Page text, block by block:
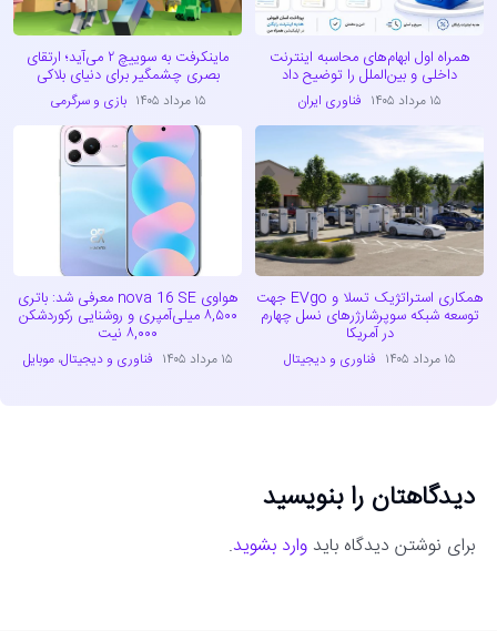
همراه اول ابهام‌های محاسبه اینترنت
داخلی و بین‌الملل را توضیح داد
۱۵ مرداد ۱۴۰۵ فناوری ایران
ماینکرفت به سوییچ ۲ می‌آید؛ ارتقای
بصری چشمگیر برای دنیای بلاکی
۱۵ مرداد ۱۴۰۵ بازی و سرگرمی
همکاری استراتژیک تسلا و EVgo جهت
توسعه شبکه سوپرشارژرهای نسل چهارم
در آمریکا
۱۵ مرداد ۱۴۰۵ فناوری و دیجیتال
هواوی nova 16 SE معرفی شد: باتری
۸,۵۰۰ میلی‌آمپری و روشنایی رکوردشکن
۸,۰۰۰ نیت
۱۵ مرداد ۱۴۰۵ فناوری و دیجیتال،موبایل
دیدگاهتان را بنویسید
برای نوشتن دیدگاه باید وارد بشوید.